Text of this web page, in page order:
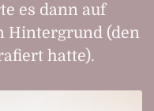
es dann auf
Hintergrund (den
hatte).